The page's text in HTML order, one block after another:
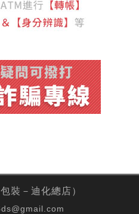
裝－迪化總店）